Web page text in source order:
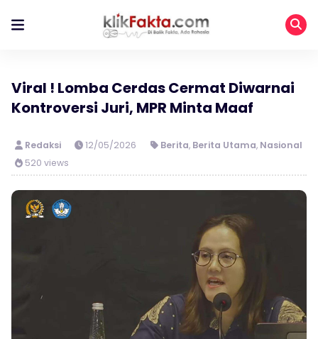
Viral ! Lomba Cerdas Cermat Diwarnai
Kontroversi Juri, MPR Minta Maaf
Redaksi 12/05/2026 Berita, Berita Utama, Nasional
520 views